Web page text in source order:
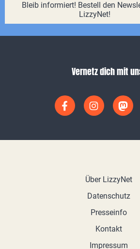
Bleib informiert! Bestell den
LizzyNet!
Vernetz dich mit
Über LizzyNet
Datenschutz
Presseinfo
Kontakt
Impressum